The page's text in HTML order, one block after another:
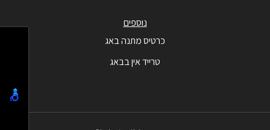
נוספים
כרטיס מתנה באג
טרייד אין בבאג